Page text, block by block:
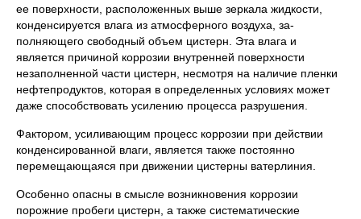
ее поверхности, расположенных выше зерка­ла жидкости,
конденсируется влага из атмосферного воздуха, за­
полняющего свободный объем цистерн. Эта влага и
является при­чиной коррозии внутренней поверхности
незаполненной части цис­терн, несмотря на наличие пленки
нефтепродуктов, которая в опре­деленных условиях может
даже способствовать усилению процесса разрушения.
Фактором, усиливающим процесс коррозии при действии
кон­денсированной влаги, является также постоянно
перемещающаяся при движении цистерны ватерлиния.
Особенно опасны в смысле возникновения коррозии
порожние пробеги цистерн, а также систематические